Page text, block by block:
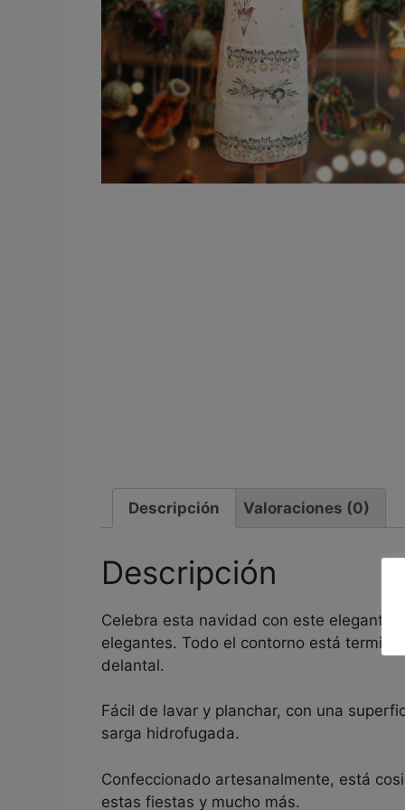
Descripción Valoraciones (0)
Descripción
Celebra esta navidad con este elegante
elegantes. Todo el contorno está
delantal.
Fácil de lavar y planchar, con una
sarga hidrofugada.
Confeccionado artesanalmente, está
estas fiestas y mucho más.